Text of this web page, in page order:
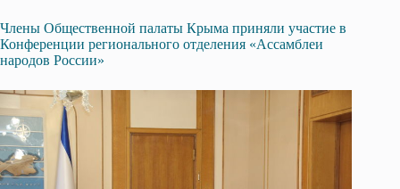
Члены Общественной палаты Крыма приняли участие в
Конференции регионального отделения «Ассамблеи
народов России»